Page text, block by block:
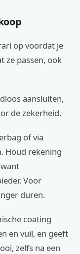
op voordat je
ze passen, ook
aansluiten,
de zekerheid.
of via
Houd rekening
Voor
duren.
coating
en vuil, en geeft
zelfs na een